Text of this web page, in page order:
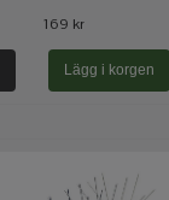
169 kr